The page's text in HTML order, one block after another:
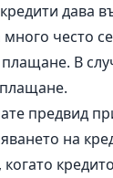
дава
често
В
предвид
на
когато